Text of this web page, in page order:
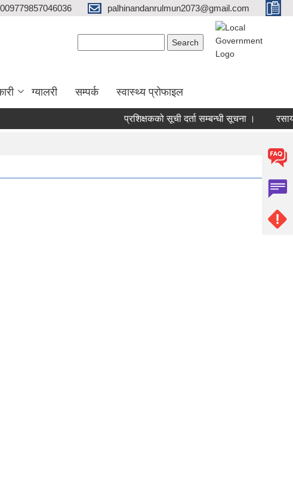
009779857046036 palhinandanrulmun2073@gmail.com
ग्यालरी सम्पर्क स्वास्थ्य प्रोफाइल
प्रशिक्षकको सूची दर्ता सम्बन्धी सूचना ।